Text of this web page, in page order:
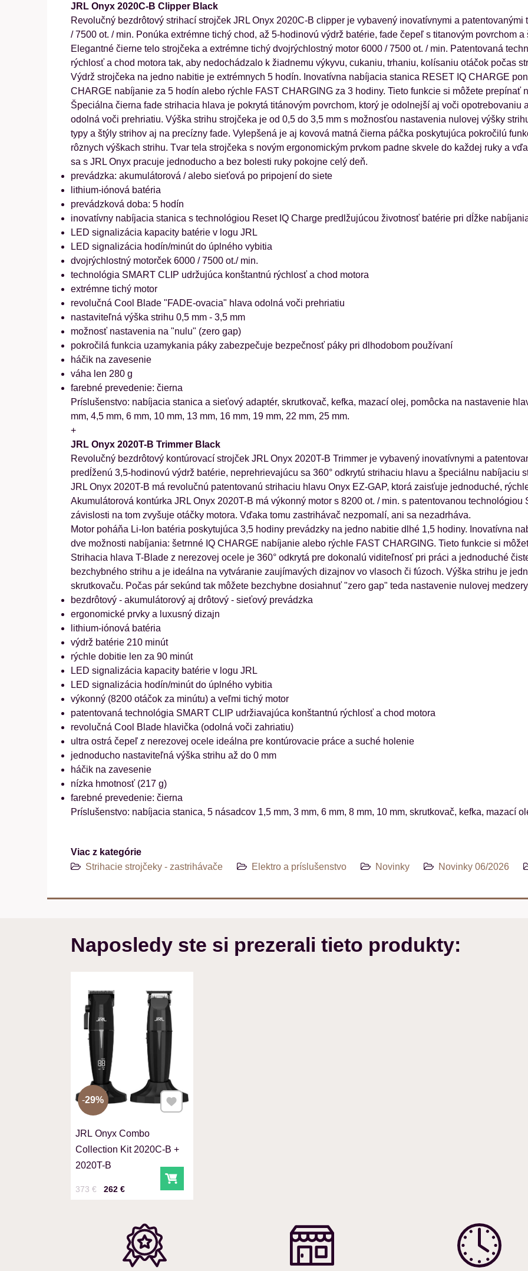
JRL Onyx 2020C-B Clipper Black
Revolučný bezdrôtový strihací strojček JRL Onyx 2020C-B clipper je vybavený inovatívnymi a
/ 7500 ot. / min. Ponúka extrémne tichý chod, až 5-hodinovú výdrž batérie, fade čepeľ s titanovým povrchom
Elegantné čierne telo strojčeka a extrémne tichý dvojrýchlostný motor 6000 / 7500 ot. / min. Patentovaná
rýchlosť a chod motora tak, aby nedochádzalo k žiadnemu výkyvu, cukaniu, trhaniu, kolísaniu otáčok počas
Výdrž strojčeka na jedno nabitie je extrémnych 5 hodín. Inovatívna nabíjacia stanica RESET IQ CHARGE
CHARGE nabíjanie za 5 hodín alebo rýchle FAST CHARGING za 3 hodiny. Tieto funkcie si môžete prepínať
Špeciálna čierna fade strihacia hlava je pokrytá titánovým povrchom, ktorý je odolnejší aj voči
odolná voči prehriatiu. Výška strihu strojčeka je od 0,5 do 3,5 mm s možnosťou nastavenia nulovej výšky
typy a štýly strihov aj na precízny fade. Vylepšená je aj kovová matná čierna páčka poskytujúca pokročilú
rôznych výškach strihu. Tvar tela strojčeka s novým ergonomickým prvkom padne skvele do každej ruky a
sa s JRL Onyx pracuje jednoducho a bez bolesti ruky pokojne celý deň.
prevádzka: akumulátorová / alebo sieťová po pripojení do siete
lithium-iónová batéria
prevádzková doba: 5 hodín
inovatívny nabíjacia stanica s technológiou Reset IQ Charge predlžujúcou životnosť batérie pri dĺžke
LED signalizácia kapacity batérie v logu JRL
LED signalizácia hodín/minút do úplného vybitia
dvojrýchlostný motorček 6000 / 7500 ot./ min.
technológia SMART CLIP udržujúca konštantnú rýchlosť a chod motora
extrémne tichý motor
revolučná Cool Blade "FADE-ovacia" hlava odolná voči prehriatiu
nastaviteľná výška strihu 0,5 mm - 3,5 mm
možnosť nastavenia na "nulu" (zero gap)
pokročilá funkcia uzamykania páky zabezpečuje bezpečnosť páky pri dlhodobom používaní
háčik na zavesenie
váha len 280 g
farebné prevedenie: čierna
Príslušenstvo: nabíjacia stanica a sieťový adaptér, skrutkovač, kefka, mazací olej, pomôcka na nastavenie
mm, 4,5 mm, 6 mm, 10 mm, 13 mm, 16 mm, 19 mm, 22 mm, 25 mm.
+
JRL Onyx 2020T-B Trimmer Black
Revolučný bezdrôtový kontúrovací strojček JRL Onyx 2020T-B Trimmer je vybavený inovatívnymi a
predĺženú 3,5-hodinovú výdrž batérie, neprehrievajúcu sa 360° odkrytú strihaciu hlavu a špeciálnu nabíjaciu
JRL Onyx 2020T-B má revolučnú patentovanú strihaciu hlavu Onyx EZ-GAP, ktorá zaisťuje jednoduché,
Akumulátorová kontúrka JRL Onyx 2020T-B má výkonný motor s 8200 ot. / min. s patentovanou
závislosti na tom zvyšuje otáčky motora. Vďaka tomu zastrihávač nezpomalí, ani sa nezadrháva.
Motor poháňa Li-Ion batéria poskytujúca 3,5 hodiny prevádzky na jedno nabitie dlhé 1,5 hodiny. Inovatívna
dve možnosti nabíjania: šetrnné IQ CHARGE nabíjanie alebo rýchle FAST CHARGING. Tieto funkcie si
Strihacia hlava T-Blade z nerezovej ocele je 360° odkrytá pre dokonalú viditeľnosť pri práci a jednoduché
bezchybného strihu a je ideálna na vytváranie zaujímavých dizajnov vo vlasoch či fúzoch. Výška strihu je
skrutkovaču. Počas pár sekúnd tak môžete bezchybne dosiahnuť "zero gap" teda nastavenie nulovej
bezdrôtový - akumulátorový aj drôtový - sieťový prevádzka
ergonomické prvky a luxusný dizajn
lithium-iónová batéria
výdrž batérie 210 minút
rýchle dobitie len za 90 minút
LED signalizácia kapacity batérie v logu JRL
LED signalizácia hodín/minút do úplného vybitia
výkonný (8200 otáčok za minútu) a veľmi tichý motor
patentovaná technológia SMART CLIP udržiavajúca konštantnú rýchlosť a chod motora
revolučná Cool Blade hlavička (odolná voči zahriatiu)
ultra ostrá čepeľ z nerezovej ocele ideálna pre kontúrovacie práce a suché holenie
jednoducho nastaviteľná výška strihu až do 0 mm
háčik na zavesenie
nízka hmotnosť (217 g)
farebné prevedenie: čierna
Príslušenstvo: nabíjacia stanica, 5 násadcov 1,5 mm, 3 mm, 6 mm, 8 mm, 10 mm, skrutkovač, kefka, mazací
Viac z kategórie
Strihacie strojčeky - zastrihávače
Elektro a príslušenstvo Novinky Novinky 06/2026
Naposledy ste si prezerali tieto produkty:
JRL Onyx Combo
Collection Kit 2020C-B +
2020T-B
Cena s DPH
262 €
Pred zľavou:
373 € Do košíka
29% Pridať k Obľúbeným